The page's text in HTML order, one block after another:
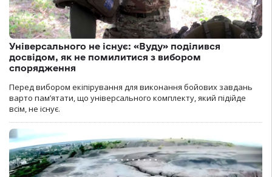
Універсального не існує: «Вуду» поділився
досвідом, як не помилитися з вибором
спорядження
Перед вибором екіпірування для виконання бойових завдань
варто пам’ятати, що універсального комплекту, який підійде
всім, не існує.